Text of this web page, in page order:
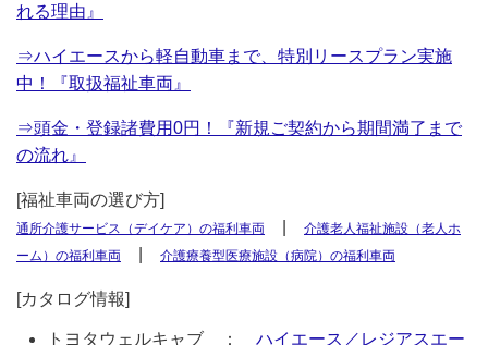
れる理由』
⇒ハイエースから軽自動車まで、特別リースプラン実施
中！『取扱福祉車両』
⇒頭金・登録諸費用0円！『新規ご契約から期間満了まで
の流れ』
[福祉車両の選び方]
通所介護サービス（デイケア）の福利車両
介護老人福祉施設（老人ホ
ーム）の福利車両
介護療養型医療施設（病院）の福利車両
[カタログ情報]
トヨタウェルキャブ ： ハイエース／レジアスエー